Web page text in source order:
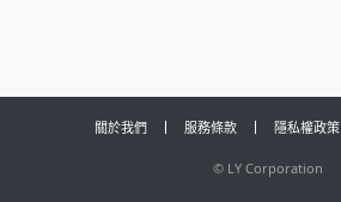
關於我們 服務條款 隱私權政策
© LY Corporation